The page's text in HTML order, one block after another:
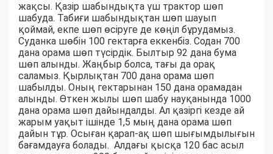
жақсы. Қазір шабындықта үш трактор шөп
шабуда. Табиғи шабындықтан шөп шауып
қоймай, екпе шөп өсіруге де көңіл бұрудамыз.
Суданка шөбін 100 гектарға еккенбіз. Содан 700
дана орама шөп түсірдік. Былтыр 92 дана бума
шөп алынды. Жаңбыр болса, тағы да орақ
саламыз. Қырлықтан 700 дана орама шөп
шабылды. Оның гектарынан 150 дана орамадан
алынды. Өткен жылы шөп шабу науқанында 1000
дана орама шөп дайындалды. Ал қазіргі кезде ай
жарым уақыт ішінде 1,5 мың дана орама шөп
дайын тұр. Осыған қарап-ақ шөп шығымдылығын
бағамдауға болады. Алдағы қысқа 120 бас асыл